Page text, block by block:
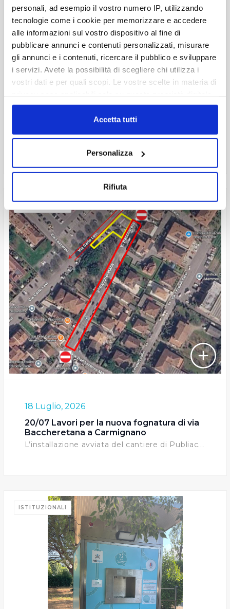
personali, ad esempio il vostro numero IP, utilizzando
tecnologie come i cookie per memorizzare e accedere
alle informazioni sul vostro dispositivo al fine di
pubblicare annunci e contenuti personalizzati, misurare
gli annunci e i contenuti, ricercare il pubblico e sviluppare
i servizi. Avete la possibilità di scegliere chi utilizza i
vostri dati e per quali scopi. Le vostre scelte in materia di
in cui avete effettuato le vostre scelte. È possibile
modificare o revocare il proprio consenso in qualsiasi
momento dalla Dichiarazione sui cookie o facendo clic
Con il tuo consenso, vorremmo anche:
raccogliere informazioni sulla tua posizione
Identificare il tuo dispositivo, scansionandolo
attivamente alla ricerca di caratteristiche specifiche
(impronte digitali).
Approfondisci come vengono elaborati i tuoi dati personali
e imposta le tue preferenze nellasezione dettagli
. Puoi
modificare o ritirare il tuo consenso in qualsiasi momento
dalla Dichiarazione sui cookie.
Utilizziamo dei cookie tecnici necessari per rendere
fruibile il sito web abilitandone funzionalità di base quali
la navigazione sulle pagine e l'accesso alle aree
protette. In linea con le preferenze manifestate
dall’Utente e con i consensi dallo stesso prestati, i
contenuti ed annunci e per fornire funzionalità dei social
media, condividendo informazioni sul modo in cui
l’Utente utilizza il nostro sito con i nostri partner. Tali
soggetti, che si occupano di analisi dei dati web,
Cliccando su "Accetta tutti", l'Utente accetta di
memorizzare tutti i cookie sul dispositivo per le finalità
sopra indicate.
Cliccando su "Personalizza" l’Utente può gestire
direttamente le proprie preferenze selezionando i
singoli cookie desiderati e le terze parti destinatarie
della condivisione di informazioni sopra indicata.
Accetta tutti
Personalizza
Rifiuta
20 Luglio, 2026
AIT: attenzione ai consumi
"Il clima di queste settimana sta mettendo a
du...
18 Luglio, 2026
20/07 Lavori per la nuova fognatura di via
Baccheretana a Carmignano
L’installazione avviata del cantiere di Publiac...
ISTITUZIONALI